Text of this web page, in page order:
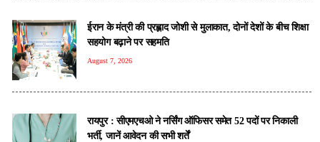
ईरान के मंत्री की प्रह्लाद जोशी से मुलाकात, दोनों देशों के बीच शिक्षा
सहयोग बढ़ाने पर सहमति
August 7, 2026
रायपुर : सीएमएचओ ने नर्सिंग ऑफिसर समेत 52 पदों पर निकाली
भर्ती, जानें आवेदन की सभी शर्तें